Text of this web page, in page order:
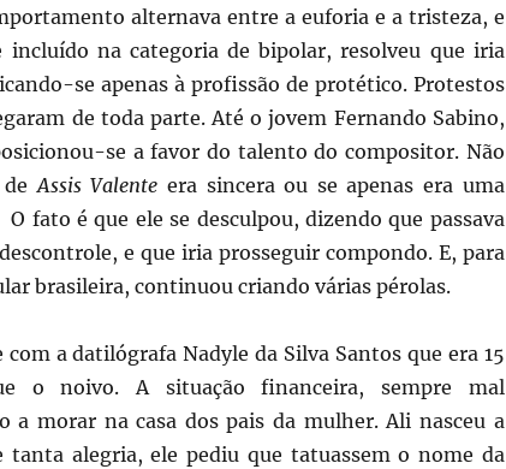
alternava entre a euforia e a tristeza, e
incluído na categoria de bipolar, resolveu que iria
se apenas à profissão de protético. Protestos
de toda parte. Até o jovem Fernando Sabino,
se a favor do talento do compositor. Não
deAssis Valente era sincera ou se apenas era uma
fato é que ele se desculpou, dizendo que passava
e que iria prosseguir compondo. E, para
brasileira, continuou criando várias pérolas.
a datilógrafa Nadyle da Silva Santos que era 15
o noivo. A situação financeira, sempre mal
a morar na casa dos pais da mulher. Ali nasceu a
tanta alegria, ele pediu que tatuassem o nome da